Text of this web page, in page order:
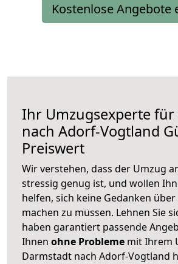
Kostenlose Angebote
Ihr Umzugsexperte für
nach Adorf-Vogtland
Preiswert
Wir verstehen, dass der Umzug
stressig genug ist, und wollen
helfen, sich keine Gedanken
machen zu müssen. Lehnen Sie
haben garantiert passende
Ihnen ohne Probleme mit Ihrem
Darmstadt nach Adorf-Vogtland